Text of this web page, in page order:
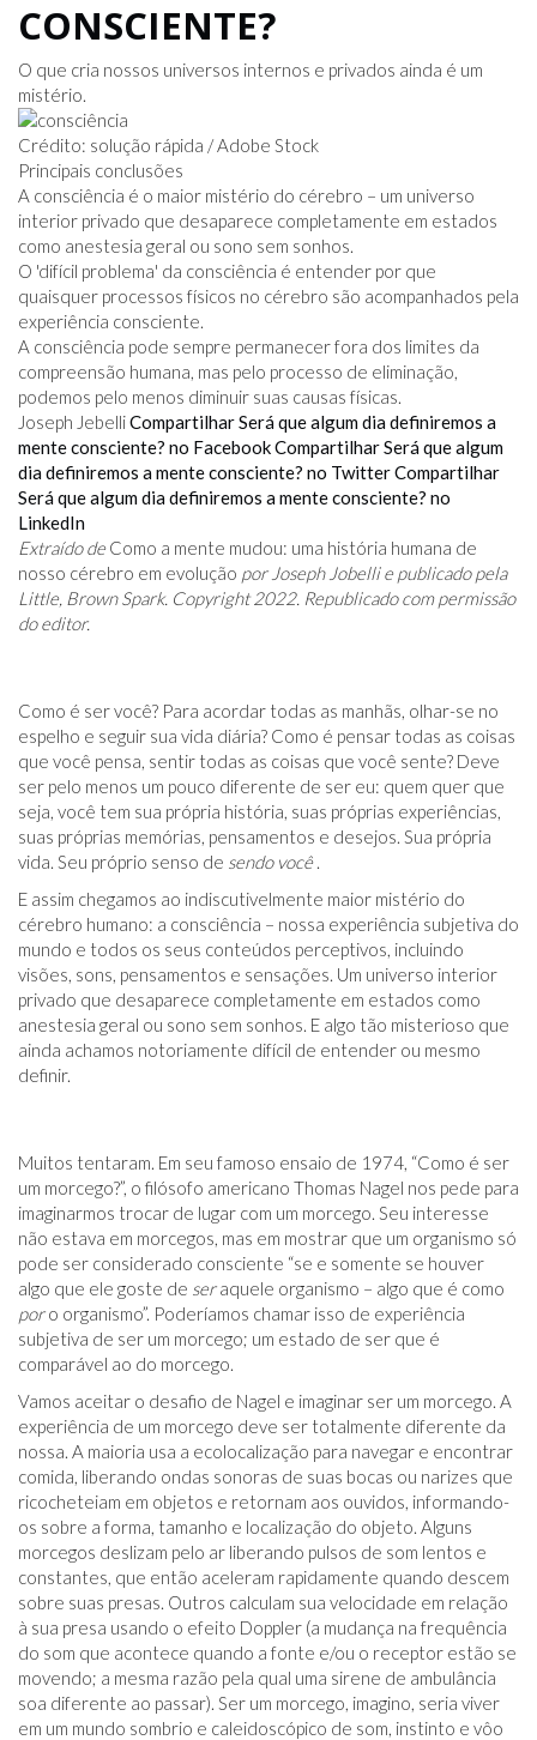
CONSCIENTE?
O que cria nossos universos internos e privados ainda é um
mistério.
Crédito: solução rápida / Adobe Stock
Principais conclusões
A consciência é o maior mistério do cérebro – um universo
interior privado que desaparece completamente em estados
como anestesia geral ou sono sem sonhos.
O 'difícil problema' da consciência é entender por que
quaisquer processos físicos no cérebro são acompanhados pela
experiência consciente.
A consciência pode sempre permanecer fora dos limites da
compreensão humana, mas pelo processo de eliminação,
podemos pelo menos diminuir suas causas físicas.
Joseph JebelliCompartilhar Será que algum dia definiremos a
mente consciente? no FacebookCompartilhar Será que algum
dia definiremos a mente consciente? no TwitterCompartilhar
Será que algum dia definiremos a mente consciente? no
LinkedIn
Extraído deComo a mente mudou: uma história humana de
nosso cérebro em evolução por Joseph Jobelli e publicado pela
Little, Brown Spark. Copyright 2022. Republicado com permissão
do editor.
Como é ser você? Para acordar todas as manhãs, olhar-se no
espelho e seguir sua vida diária? Como é pensar todas as coisas
que você pensa, sentir todas as coisas que você sente? Deve
ser pelo menos um pouco diferente de ser eu: quem quer que
seja, você tem sua própria história, suas próprias experiências,
suas próprias memórias, pensamentos e desejos. Sua própria
vida. Seu próprio senso de sendo você.
E assim chegamos ao indiscutivelmente maior mistério do
cérebro humano: a consciência – nossa experiência subjetiva do
mundo e todos os seus conteúdos perceptivos, incluindo
visões, sons, pensamentos e sensações. Um universo interior
privado que desaparece completamente em estados como
anestesia geral ou sono sem sonhos. E algo tão misterioso que
ainda achamos notoriamente difícil de entender ou mesmo
definir.
Muitos tentaram. Em seu famoso ensaio de 1974, “Como é ser
um morcego?”, o filósofo americano Thomas Nagel nos pede para
imaginarmos trocar de lugar com um morcego. Seu interesse
não estava em morcegos, mas em mostrar que um organismo só
pode ser considerado consciente “se e somente se houver
algo que ele goste de seraquele organismo – algo que é como
poro organismo”. Poderíamos chamar isso de experiência
subjetiva de ser um morcego; um estado de ser que é
comparável ao do morcego.
Vamos aceitar o desafio de Nagel e imaginar ser um morcego. A
experiência de um morcego deve ser totalmente diferente da
nossa. A maioria usa a ecolocalização para navegar e encontrar
comida, liberando ondas sonoras de suas bocas ou narizes que
ricocheteiam em objetos e retornam aos ouvidos, informando-
os sobre a forma, tamanho e localização do objeto. Alguns
morcegos deslizam pelo ar liberando pulsos de som lentos e
constantes, que então aceleram rapidamente quando descem
sobre suas presas. Outros calculam sua velocidade em relação
à sua presa usando o efeito Doppler (a mudança na frequência
do som que acontece quando a fonte e/ou o receptor estão se
movendo; a mesma razão pela qual uma sirene de ambulância
soa diferente ao passar). Ser um morcego, imagino, seria viver
em um mundo sombrio e caleidoscópico de som, instinto e vôo